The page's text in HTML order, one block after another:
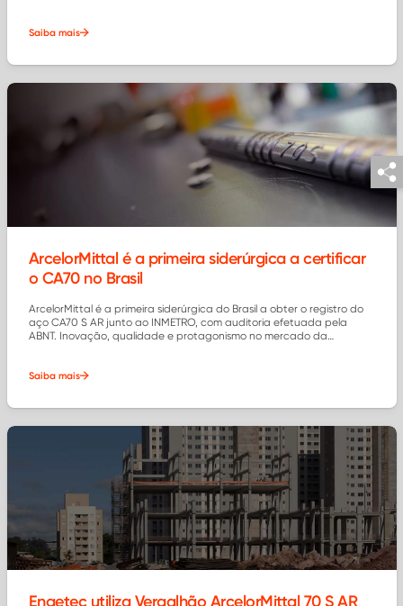
Saiba mais
ArcelorMittal é a primeira siderúrgica a certificar
o CA70 no Brasil
ArcelorMittal é a primeira siderúrgica do Brasil a obter o registro do
aço CA70 S AR junto ao INMETRO, com auditoria efetuada pela
ABNT. Inovação, qualidade e protagonismo no mercado da
Saiba mais
Engetec utiliza Vergalhão ArcelorMittal 70 S AR